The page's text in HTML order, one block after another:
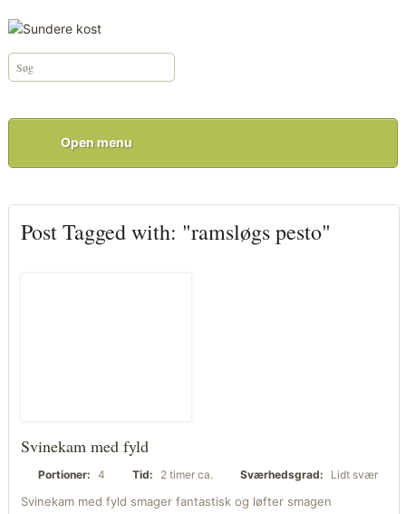
Open menu
Post Tagged with: "ramsløgs pesto"
Svinekam med fyld
Portioner: 4 Tid: 2 timer ca. Sværhedsgrad: Lidt svær
Svinekam med fyld smager fantastisk og løfter smagen